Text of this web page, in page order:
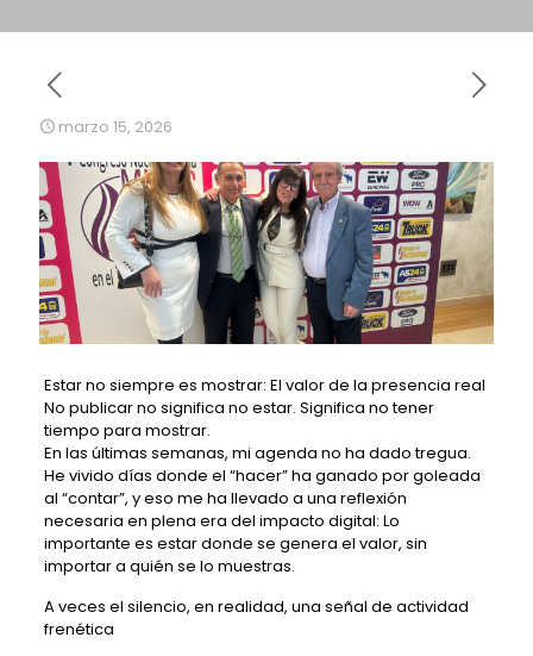
marzo 15, 2026
Estar no siempre es mostrar: El valor de la presencia real
No publicar no significa no estar. Significa no tener
tiempo para mostrar.
En las últimas semanas, mi agenda no ha dado tregua.
He vivido días donde el “hacer” ha ganado por goleada
al “contar”, y eso me ha llevado a una reflexión
necesaria en plena era del impacto digital: Lo
importante es estar donde se genera el valor, sin
importar a quién se lo muestras.
A veces el silencio, en realidad, una señal de actividad
frenética